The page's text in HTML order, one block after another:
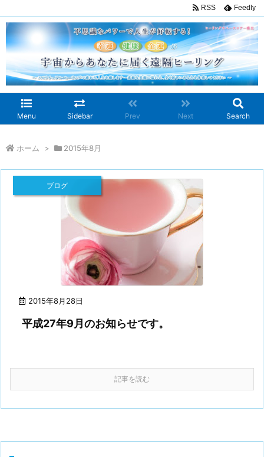
Menu Sidebar Prev Next Search
RSS Feedly
ホーム > 2015年8月
2015年8月28日
ブログ
平成27年9月のお知らせです。
記事を読む